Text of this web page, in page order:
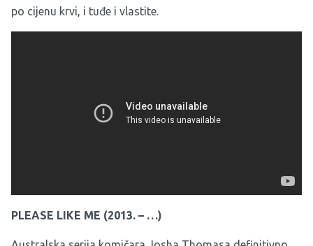
po cijenu krvi, i tuđe i vlastite.
PLEASE LIKE ME (2013. – …)